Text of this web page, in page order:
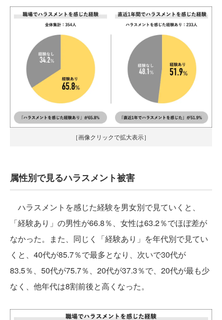
［画像クリックで拡大表示］
属性別で見るハラスメント被害
ハラスメントを感じた経験を男女別で見ていくと、
「経験あり」の男性が66.8％、女性は63.2％でほぼ差が
なかった。また、同じく「経験あり」を年代別で見てい
くと、40代が85.7％で最多となり、次いで30代が
83.5％、50代が75.7％、20代が37.3％で、20代が最も少
なく、他年代は8割前後と高くなった。